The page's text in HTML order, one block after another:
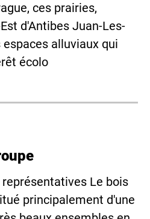
ces prairies,
d'Antibes Juan-Les-
alluviaux qui
écolo
Le bois
principalement d'une